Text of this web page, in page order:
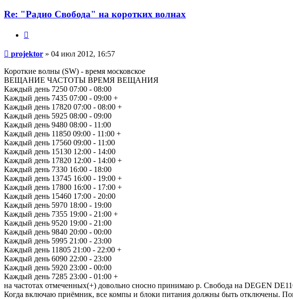
Re: "Радио Свобода" на коротких волнах
Сообщение
projektor » 04 июл 2012, 16:57
Короткие волны (SW) - время московское
ВЕЩАНИЕ ЧАСТОТЫ ВРЕМЯ ВЕЩАНИЯ
Каждый день 7250 07:00 - 08:00
Каждый день 7435 07:00 - 09:00 +
Каждый день 17820 07:00 - 08:00 +
Каждый день 5925 08:00 - 09:00
Каждый день 9480 08:00 - 11:00
Каждый день 11850 09:00 - 11:00 +
Каждый день 17560 09:00 - 11:00
Каждый день 15130 12:00 - 14:00
Каждый день 17820 12:00 - 14:00 +
Каждый день 7330 16:00 - 18:00
Каждый день 13745 16:00 - 19:00 +
Каждый день 17800 16:00 - 17:00 +
Каждый день 15460 17:00 - 20:00
Каждый день 5970 18:00 - 19:00
Каждый день 7355 19:00 - 21:00 +
Каждый день 9520 19:00 - 21:00
Каждый день 9840 20:00 - 00:00
Каждый день 5995 21:00 - 23:00
Каждый день 11805 21:00 - 22:00 +
Каждый день 6090 22:00 - 23:00
Каждый день 5920 23:00 - 00:00
Каждый день 7285 23:00 - 01:00 +
на частотах отмеченных(+) довольно сносно принимаю р. Свобода на DEGEN
Когда включаю приёмник, все компы и блоки питания должны быть отключены.